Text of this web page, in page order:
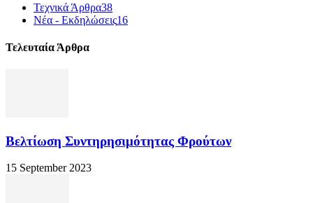
Τεχνικά Άρθρα38
Νέα - Εκδηλώσεις16
Τελευταία Άρθρα
Βελτίωση Συντηρησιμότητας Φρούτων
15 September 2023